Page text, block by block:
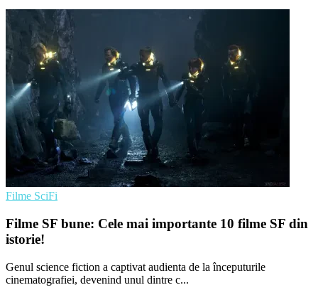
Filme SciFi
Filme SF bune: Cele mai importante 10 filme SF din
istorie!
Genul science fiction a captivat audienta de la începuturile
cinematografiei, devenind unul dintre c...